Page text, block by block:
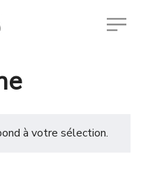
à votre sélection.